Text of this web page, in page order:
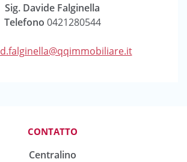
Sig. Davide Falginella
Telefono 0421280544
d.falginella@qqimmobiliare.it
CONTATTO
Centralino